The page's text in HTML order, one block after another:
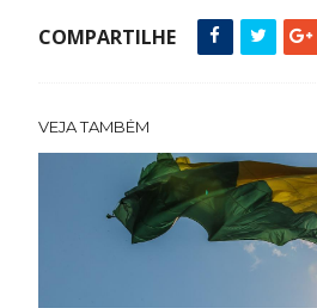
COMPARTILHE
VEJA TAMBÉM